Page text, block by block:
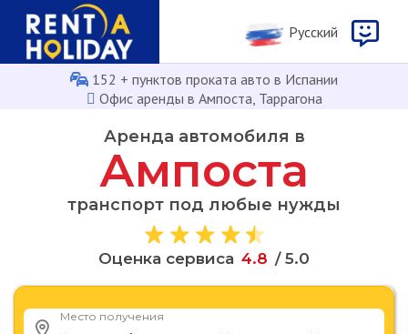
Русcкий
152 + пунктов проката авто в Испании
Офис аренды в Ампоста, Таррагона
Аренда автомобиля в
Ампоста
транспорт под любые нужды
Оценка сервиса 4.8 / 5.0
Место получения